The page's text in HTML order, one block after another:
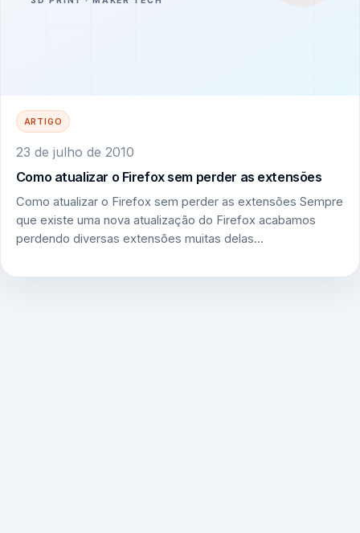
ARTIGO
23 de julho de 2010
Como atualizar o Firefox sem perder as extensões
Como atualizar o Firefox sem perder as extensões Sempre
que existe uma nova atualização do Firefox acabamos
perdendo diversas extensões muitas delas…